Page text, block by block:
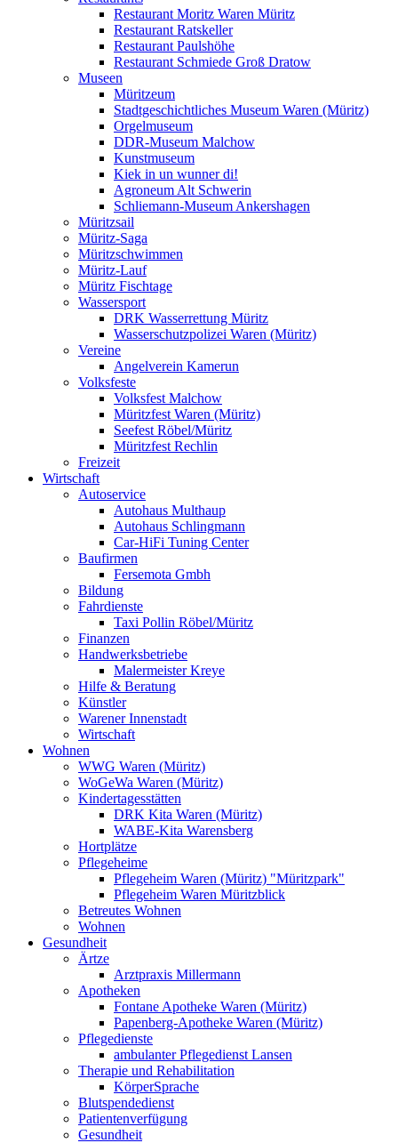
Restaurant Moritz Waren Müritz
Restaurant Ratskeller
Restaurant Paulshöhe
Restaurant Schmiede Groß Dratow
Museen
Müritzeum
Stadtgeschichtliches Museum Waren (Müritz)
Orgelmuseum
DDR-Museum Malchow
Kunstmuseum
Kiek in un wunner di!
Agroneum Alt Schwerin
Schliemann-Museum Ankershagen
Müritzsail
Müritz-Saga
Müritzschwimmen
Müritz-Lauf
Müritz Fischtage
Wassersport
DRK Wasserrettung Müritz
Wasserschutzpolizei Waren (Müritz)
Vereine
Angelverein Kamerun
Volksfeste
Volksfest Malchow
Müritzfest Waren (Müritz)
Seefest Röbel/Müritz
Müritzfest Rechlin
Freizeit
Wirtschaft
Autoservice
Autohaus Multhaup
Autohaus Schlingmann
Car-HiFi Tuning Center
Baufirmen
Fersemota Gmbh
Bildung
Fahrdienste
Taxi Pollin Röbel/Müritz
Finanzen
Handwerksbetriebe
Malermeister Kreye
Hilfe & Beratung
Künstler
Warener Innenstadt
Wirtschaft
Wohnen
WWG Waren (Müritz)
WoGeWa Waren (Müritz)
Kindertagesstätten
DRK Kita Waren (Müritz)
WABE-Kita Warensberg
Hortplätze
Pflegeheime
Pflegeheim Waren (Müritz) "Müritzpark"
Pflegeheim Waren Müritzblick
Betreutes Wohnen
Wohnen
Gesundheit
Ärtze
Arztpraxis Millermann
Apotheken
Fontane Apotheke Waren (Müritz)
Papenberg-Apotheke Waren (Müritz)
Pflegedienste
ambulanter Pflegedienst Lansen
Therapie und Rehabilitation
KörperSprache
Blutspendedienst
Patientenverfügung
Gesundheit